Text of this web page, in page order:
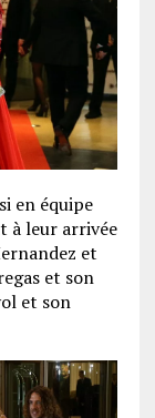
en équipe
à leur arrivée
et
et son
et son